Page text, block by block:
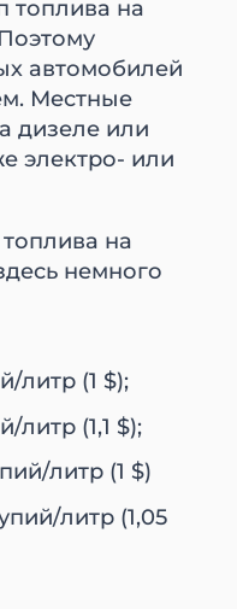
топлива на
автомобилей
Местные
дизеле или
электро- или
на
немного
литр (1 $);
литр (1,1 $);
литр (1 $)
литр (1,05